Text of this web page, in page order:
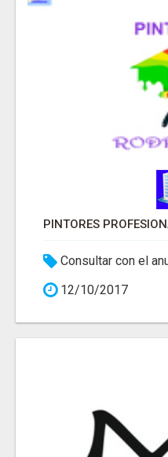
PINTORES
Consultar con el
12/10/2017